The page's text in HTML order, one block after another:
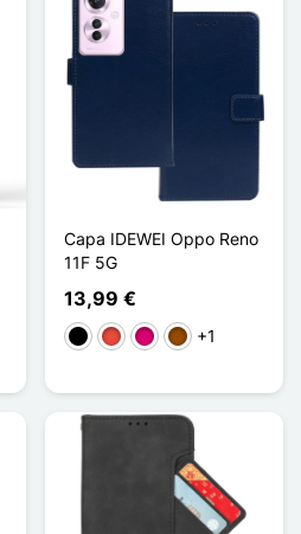
Capa IDEWEI Oppo Reno
11F 5G
13,99 €
PretoVermelho
Magenta
Castanho
+1